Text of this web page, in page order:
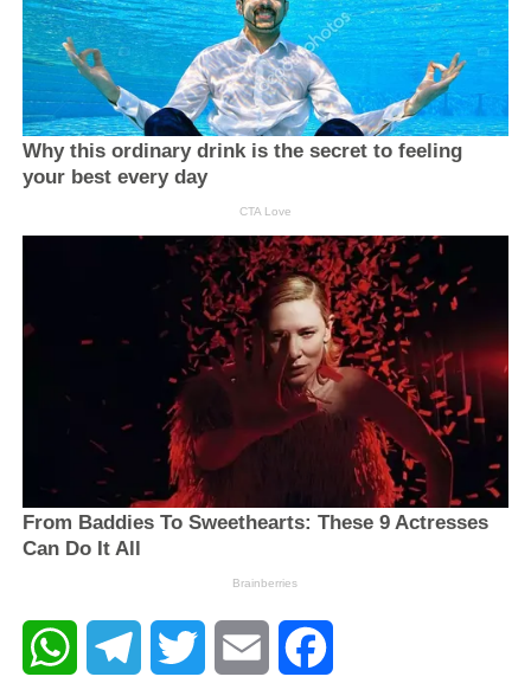
WhatsAppTelegram Twitter Email